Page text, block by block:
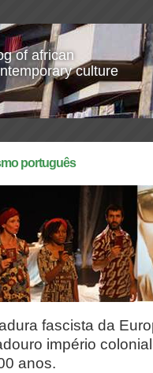
of african
culture
português
fascista da
império
anos.